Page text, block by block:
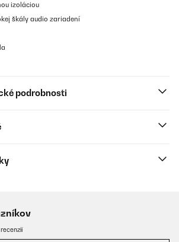
izoláciou
škály audio zariadení
podrobnosti